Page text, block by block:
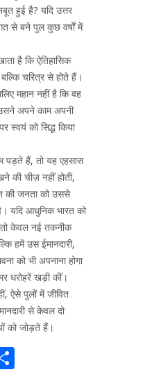
हुई है? यदि उत्तर
से बने पुल कुछ वर्षों में
है कि ऐतिहासिक
चरित्र से होते हैं।
महान नहीं है कि वह
अपने काम अपनी
स्वयं को सिद्ध किया
पड़ते हैं, तो यह एहसास
की चीज़ नहीं होती,
की जनता को उससे
यदि आधुनिक भारत को
तो केवल नई तकनीक
हमें उस ईमानदारी,
को भी अपनाना होगा
धरोहरें खड़ी कीं।
ऐसे पुलों में जीवित
से केवल दो
को जोड़ते हैं।